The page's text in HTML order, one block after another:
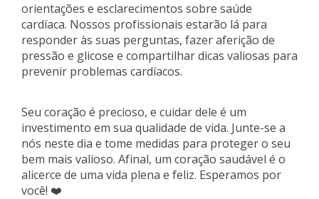
orientações e esclarecimentos sobre saúde
cardíaca. Nossos profissionais estarão lá para
responder às suas perguntas, fazer aferição de
pressão e glicose e compartilhar dicas valiosas para
prevenir problemas cardíacos.
Seu coração é precioso, e cuidar dele é um
investimento em sua qualidade de vida. Junte-se a
nós neste dia e tome medidas para proteger o seu
bem mais valioso. Afinal, um coração saudável é o
alicerce de uma vida plena e feliz. Esperamos por
você! ❤️